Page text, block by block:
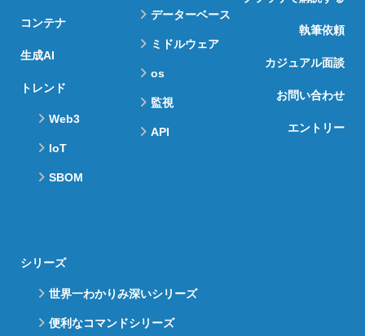
コンテナ
生成AI
トレンド
Web3
IoT
SBOM
データーベース
ミドルウェア
os
監視
API
シリーズ
世界一わかりみ深いシリーズ
便利なコマンドシリーズ
執筆依頼
カジュアル面談
お問い合わせ
エントリー